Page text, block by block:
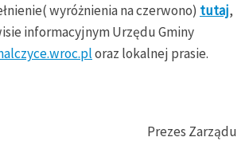
wyróżnienia na czerwono) tutaj,
informacyjnym Urzędu Gminy
oraz lokalnej prasie.
Prezes Zarządu